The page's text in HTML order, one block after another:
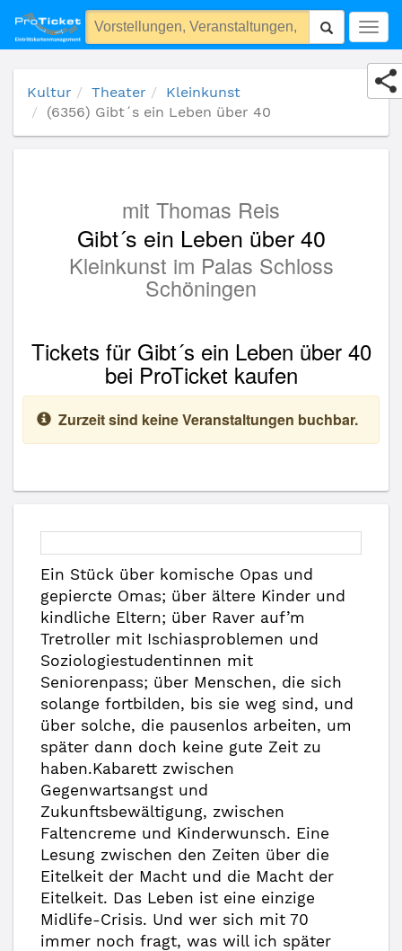
(6356) Gibt´s ein Leben über 40
Kultur Theater
Kleinkunst
(6356) Gibt´s ein Leben über 40
mit Thomas Reis
Gibt´s ein Leben über 40
Kleinkunst im Palas Schloss
Schöningen
Tickets für Gibt´s ein Leben über 40
bei ProTicket kaufen
Zurzeit sind keine Veranstaltungen buchbar.
Ein Stück über komische Opas und
gepiercte Omas; über ältere Kinder und
kindliche Eltern; über Raver auf’m
Tretroller mit Ischiasproblemen und
Soziologiestudentinnen mit
Seniorenpass; über Menschen, die sich
solange fortbilden, bis sie weg sind, und
über solche, die pausenlos arbeiten, um
später dann doch keine gute Zeit zu
haben.Kabarett zwischen
Gegenwartsangst und
Zukunftsbewältigung, zwischen
Faltencreme und Kinderwunsch. Eine
Lesung zwischen den Zeiten über die
Eitelkeit der Macht und die Macht der
Eitelkeit. Das Leben ist eine einzige
Midlife-Crisis. Und wer sich mit 70
immer noch fragt, was will ich später